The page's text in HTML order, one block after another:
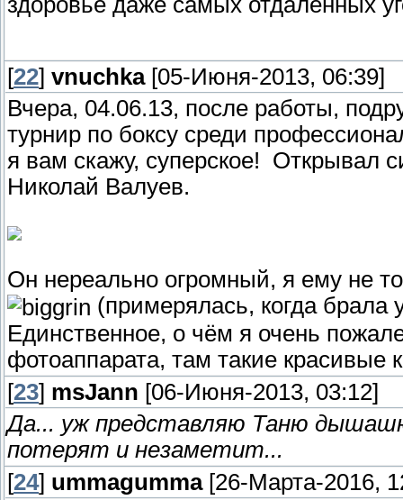
[22] vnuchka[05-Июня-2013, 06:39]
Вчера, 04.06.13, после работы,
турнир по боксу среди
я вам скажу, суперское! Открывал
Николай Валуев.
Он нереально огромный, я ему не
(примерялась, когда брала
Единственное, о чём я очень
фотоаппарата, там такие красивые
[23] msJann [06-Июня-2013, 03:12]
Да... уж представляю Таню
потерят и незаметит...
[24] ummagumma[26-Марта-2016,